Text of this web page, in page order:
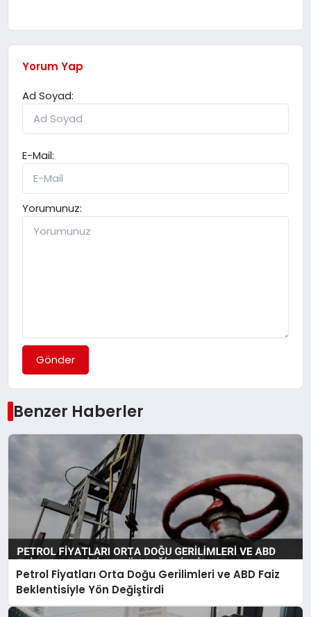
Yorum Yap
Ad Soyad:
E-Mail:
Yorumunuz:
Gönder
Benzer Haberler
Petrol Fiyatları Orta Doğu Gerilimleri ve ABD Faiz
Beklentisiyle Yön Değiştirdi